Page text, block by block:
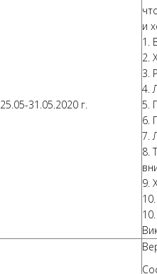
25.05-31.05.2020 г.
и
1.
2.
3.
4.
5.
6.
7.
8.
9.